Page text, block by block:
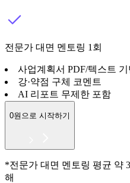
전문가 대면 멘토링 1회
사업계획서 PDF/텍스트
강·약점 구체 코멘트
AI 리포트 무제한 포함
0원으로 시작하기
*전문가 대면 멘토링 평균 약
해